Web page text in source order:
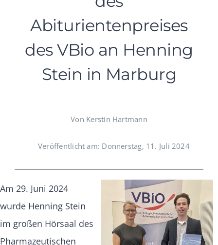
Abiturientenpreises
des VBio an Henning
Stein in Marburg
Von Kerstin Hartmann
Veröffentlicht am: Donnerstag, 11. Juli 2024
Am 29. Juni 2024
wurde Henning Stein
im großen Hörsaal des
Pharmazeutischen